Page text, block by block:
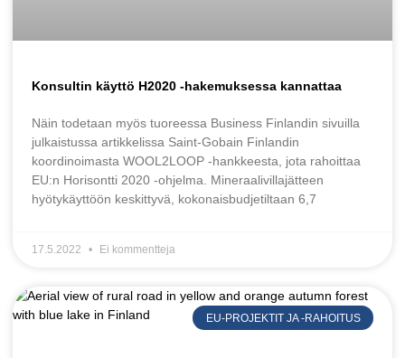
Konsultin käyttö H2020 -hakemuksessa kannattaa
Näin todetaan myös tuoreessa Business Finlandin sivuilla
julkaistussa artikkelissa Saint-Gobain Finlandin
koordinoimasta WOOL2LOOP -hankkeesta, jota rahoittaa
EU:n Horisontti 2020 -ohjelma. Mineraalivillajätteen
hyötykäyttöön keskittyvä, kokonaisbudjetiltaan 6,7
17.5.2022 Ei kommentteja
EU-PROJEKTIT JA -RAHOITUS